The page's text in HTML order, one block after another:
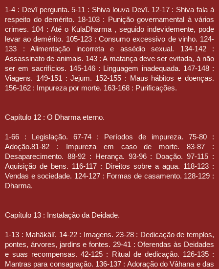
1-4 : Devî pergunta. 5-11 : Shiva louva Devî. 12-17 : Shiva fala á
respeito do demérito. 18-103 : Punição governamental à vários
crimes. 104 : Até o KulaDharma , seguido indevidemente, pode
levar ao demérito. 105-123 : Consumo excessivo de vinho. 124-
133 : Alimentação incorreta e assédio sexual. 134-142 :
Assassinato de animais. 143 : A matança deve ser evitada, à não
ser em sacrifícios. 145-146 : Linguagem inadequada. 147-148 :
Viagens. 149-151 : Jejum. 152-155 : Maus hábitos e doenças.
156-162 : Impureza por morte. 163-168 : Purificações.
Capítulo 12 : O Dharma eterno.
1-66 : Legislação. 67-74 : Períodos de impureza. 75-80 :
Adoção.81-82 : Impureza em caso de morte. 83-87 :
Desaparecimento. 88-92 : Herança. 93-96 : Doação. 97-115 :
Aquisição de bens. 116-117 : Direitos sobre a agua. 118-123 :
Vendas e sociedade. 124-127 : Formas de casamento. 128-129 :
Dharma.
Capítulo 13 : Instalação da Deidade.
1-13 : Mahâkâlî. 14-22 : Imagens. 23-28 : Dedicação de templos,
pontes, árvores, jardins e fontes. 29-41 : Oferendas às Deidades
e suas recompensas. 42-125 : Ritual de dedicação. 126-135 :
Mantras para consagração. 136-137 : Adoração do Vâhana e das